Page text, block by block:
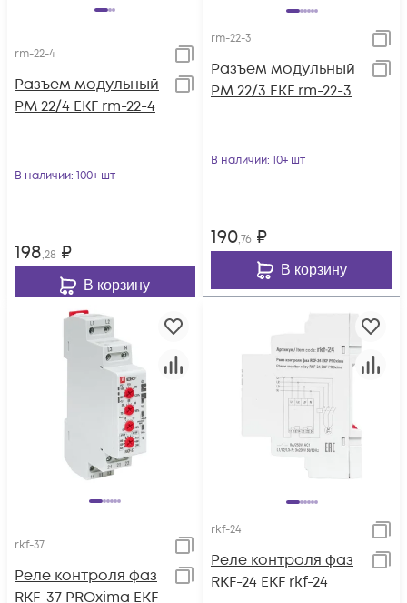
rm-22-4
Разъем модульный
РМ 22/4 EKF rm-22-4
В наличии: 100+ шт
198,28 ₽
В корзину
rm-22-3
Разъем модульный
РМ 22/3 EKF rm-22-3
В наличии: 10+ шт
190,76 ₽
В корзину
rkf-37
Реле контроля фаз
RKF-37 PROxima EKF
rkf-24
Реле контроля фаз
RKF-24 EKF rkf-24